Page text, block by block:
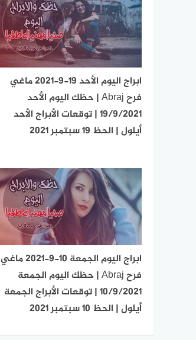
ابراج اليوم الأحد 19-9-2021 ماغي
فرح Abraj | حظك اليوم الأحد
19/9/2021 | توقعات الأبراج الأحد
أيلول | الحظ 19 سبتمبر 2021
ابراج اليوم الجمعة 10-9-2021 ماغي
فرح Abraj | حظك اليوم الجمعة
10/9/2021 | توقعات الأبراج الجمعة
أيلول | الحظ 10 سبتمبر 2021